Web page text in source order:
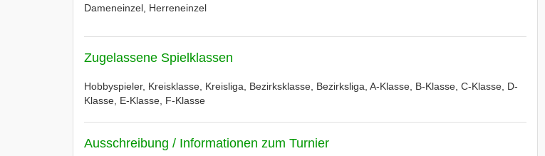
Dameneinzel, Herreneinzel
Zugelassene Spielklassen
Hobbyspieler, Kreisklasse, Kreisliga, Bezirksklasse, Bezirksliga, A-Klasse, B-Klasse, C-Klasse, D-
Klasse, E-Klasse, F-Klasse
Ausschreibung / Informationen zum Turnier